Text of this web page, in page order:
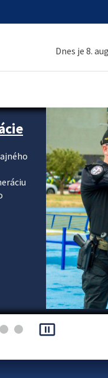
Dnes je 8.
pause_presentation